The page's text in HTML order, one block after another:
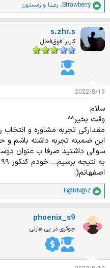
ا
م
ت
ی
ا
ز
Strawberry، رعـنـا و زمستون
s.zhr.s
کاربر فوق‌فعال
2022/8/19
سلام
وقت بخیر^^
مقدارکی تجربه مشاوره و
این ضمینه تجربه داشته باشم و
سوالی داشتید صرفا ب عنوان
اصفهانم(:
ا
م
ی
ا
:
F@RN@Z
phoenix_s9
جوکری در پی هارلی